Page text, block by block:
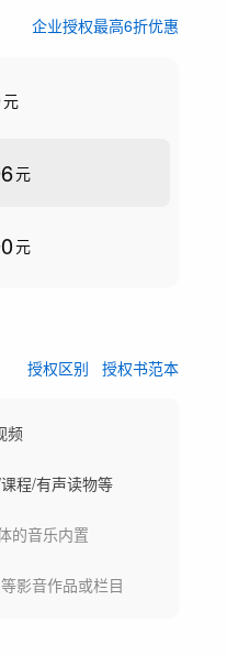
企业授权最高6折优惠
元
元
元
授权区别 授权书范本
频
程/有声读物等
的音乐内置
影音作品或栏目